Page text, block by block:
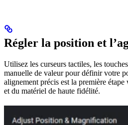
Régler la position et
Utilisez les curseurs tactiles, les
manuelle de valeur pour définir votre
alignement précis est la première étape
et du matériel de haute fidélité.